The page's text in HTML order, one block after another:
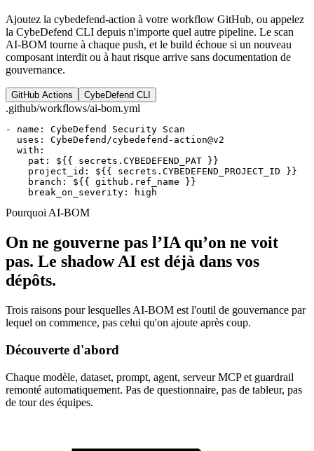
Ajoutez la cybedefend-action à votre workflow GitHub, ou appelez
la CybeDefend CLI depuis n'importe quel autre pipeline. Le scan
AI-BOM tourne à chaque push, et le build échoue si un nouveau
composant interdit ou à haut risque arrive sans documentation de
gouvernance.
GitHub Actions CybeDefend CLI
.github/workflows/ai-bom.yml
- name: CybeDefend Security Scan
  uses: CybeDefend/cybedefend-action@v2
  with:
    pat: ${{ secrets.CYBEDEFEND_PAT }}
    project_id: ${{ secrets.CYBEDEFEND_PROJECT_ID }}
    branch: ${{ github.ref_name }}
    break_on_severity: high
Pourquoi AI-BOM
On ne gouverne pas l’IA qu’on ne voit
pas. Le shadow AI est déjà dans vos
dépôts.
Trois raisons pour lesquelles AI-BOM est l'outil de gouvernance par
lequel on commence, pas celui qu'on ajoute après coup.
Découverte d'abord
Chaque modèle, dataset, prompt, agent, serveur MCP et guardrail
remonté automatiquement. Pas de questionnaire, pas de tableur, pas
de tour des équipes.